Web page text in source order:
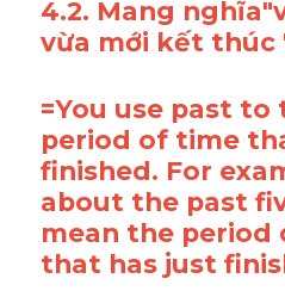
4.2. Mang
vừa mới kết thúc
=You use past
period of time
finished. For
about the past
mean the period
that has just